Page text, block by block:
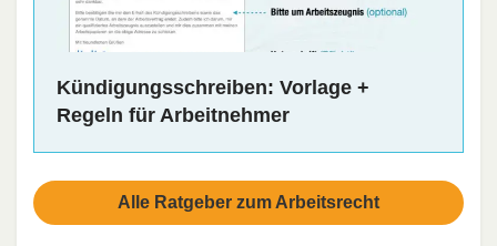
Kündigungsschreiben: Vorlage +
Regeln für Arbeitnehmer
Alle Ratgeber zum Arbeitsrecht